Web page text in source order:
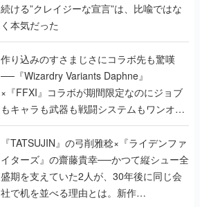
続ける”クレイジーな宣言”は、比喩ではな
く本気だった
作り込みのすさまじさにコラボ先も驚嘆
──『Wizardry Variants Daphne』
×『FFXI』コラボが期間限定なのにジョブ
もキャラも武器も戦闘システムもワンオフ
で作り込まれた理由を両ディレクターに聞
く
『TATSUJIN』の弓削雅稔×『ライデンファ
イターズ』の齋藤貴幸──かつて縦シュー全
盛期を支えていた2人が、30年後に同じ会
社で机を並べる理由とは。新作